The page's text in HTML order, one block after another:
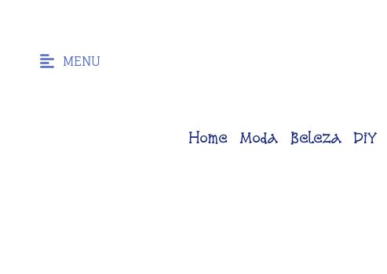
MENU
Home Moda Beleza DiY